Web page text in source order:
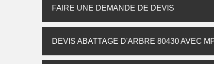
FAIRE UNE DEMANDE DE DEVIS
DEVIS ABATTAGE D'ARBRE 80430 AVEC